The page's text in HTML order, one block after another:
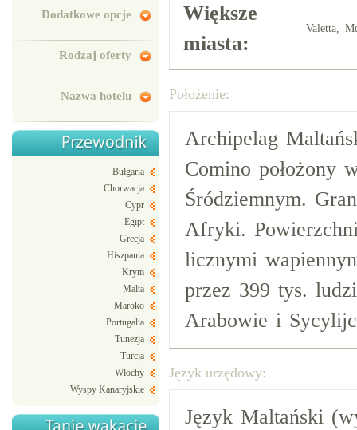
Dodatkowe opcje
Rodzaj oferty
Nazwa hotelu
Bułgaria
Chorwacja
Cypr
Egipt
Grecja
Hiszpania
Krym
Malta
Maroko
Portugalia
Tunezja
Turcja
Włochy
Wyspy Kanaryjskie
Większe
miasta:
Valetta,
Położenie:
Archipelag
Comino położony
Śródziemnym.
Afryki.
licznymi
przez 399 tys.
Arabowie i
Język urzędowy:
Język Maltański